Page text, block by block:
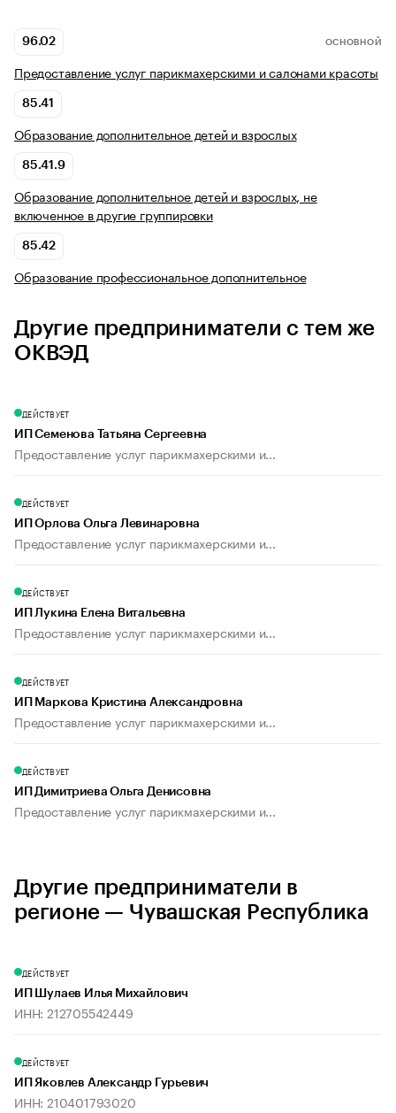
96.02 ОСНОВНОЙ
Предоставление услуг парикмахерскими и салонами красоты
85.41
Образование дополнительное детей и взрослых
85.41.9
Образование дополнительное детей и взрослых, не
включенное в другие группировки
85.42
Образование профессиональное дополнительное
Другие предприниматели с тем же
ОКВЭД
ДЕЙСТВУЕТ
ИП Семенова Татьяна Сергеевна
Предоставление услуг парикмахерскими и...
ДЕЙСТВУЕТ
ИП Орлова Ольга Левинаровна
Предоставление услуг парикмахерскими и...
ДЕЙСТВУЕТ
ИП Лукина Елена Витальевна
Предоставление услуг парикмахерскими и...
ДЕЙСТВУЕТ
ИП Маркова Кристина Александровна
Предоставление услуг парикмахерскими и...
ДЕЙСТВУЕТ
ИП Димитриева Ольга Денисовна
Предоставление услуг парикмахерскими и...
Другие предприниматели в
регионе — Чувашская Республика
ДЕЙСТВУЕТ
ИП Шулаев Илья Михайлович
ИНН: 212705542449
ДЕЙСТВУЕТ
ИП Яковлев Александр Гурьевич
ИНН: 210401793020